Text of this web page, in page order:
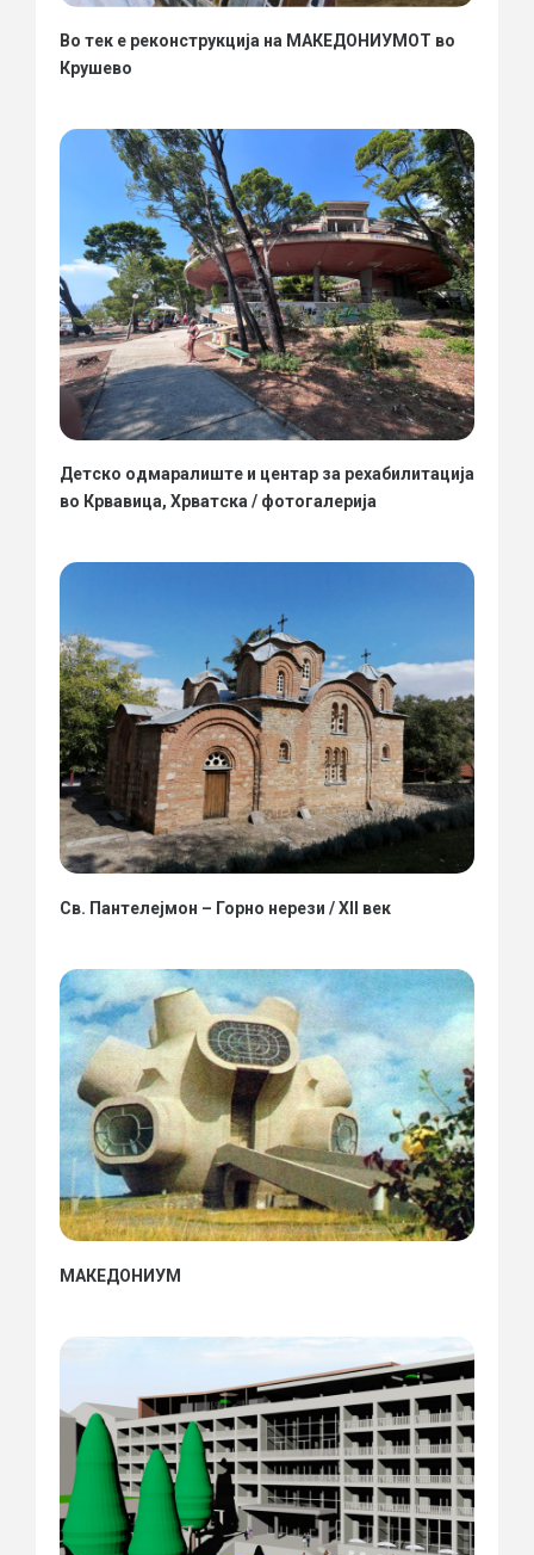
Во тек е реконструкција на МАКЕДОНИУМОТ во
Крушево
Детско одмаралиште и центар за рехабилитација
во Крвавица, Хрватска / фотогалерија
Св. Пантелејмон – Горно нерези / XII век
МАКЕДОНИУМ